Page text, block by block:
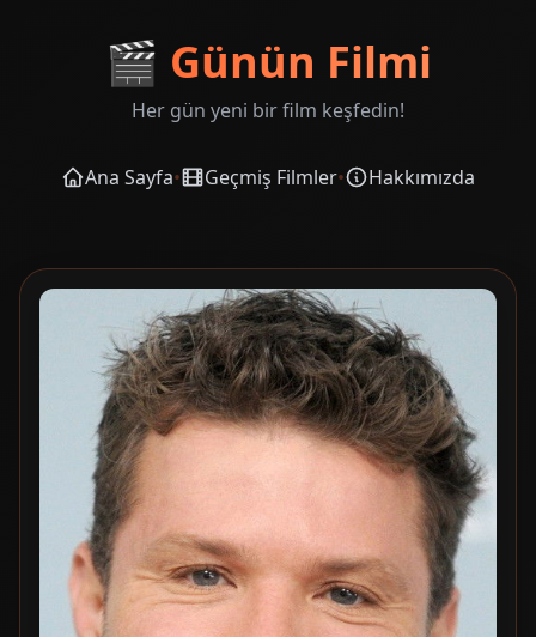
🎬 Günün Filmi
Her gün yeni bir film keşfedin!
Ana Sayfa• Geçmiş Filmler• Hakkımızda